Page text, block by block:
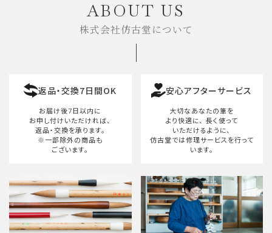
検索する
ABOUT US
株式会社仿古堂について
返品・交換7日間OK
お届け後7日以内に
お申し付けいただければ、
返品・交換を承ります。
※一部除外の商品も
ございます。
安心アフターサービス
大切なあなたの筆を
より快適に、 長く使って
いただけるように、
仿古堂では修理サービスを行って
います。